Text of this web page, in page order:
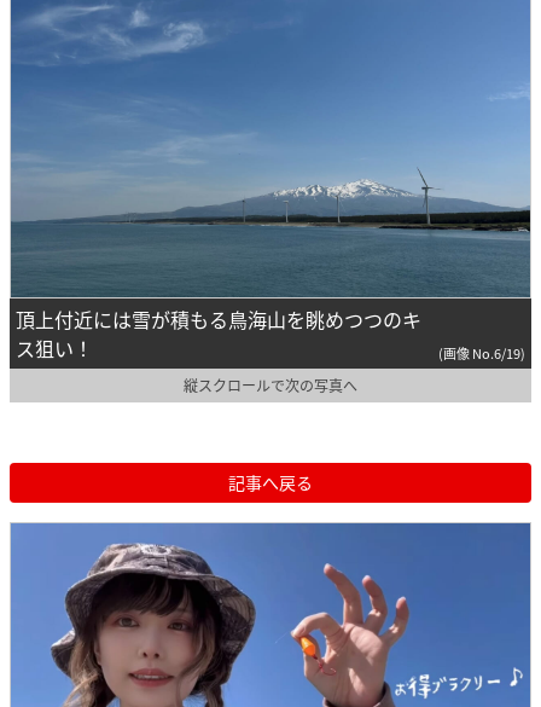
頂上付近には雪が積もる鳥海山を眺めつつのキ
ス狙い！
(画像 No.6/19)
縦スクロールで次の写真へ
記事へ戻る